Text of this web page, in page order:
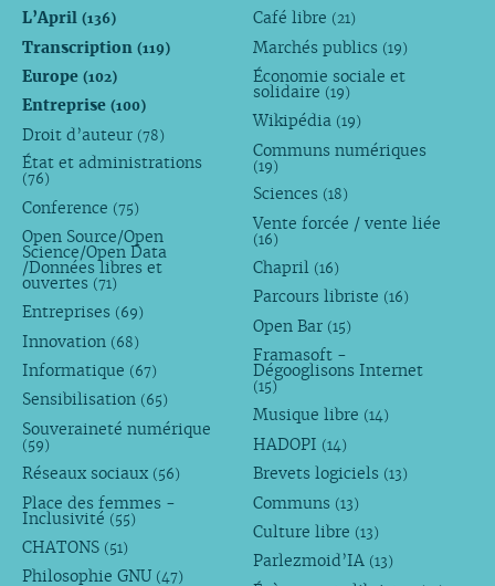
L’April (136)
Transcription (119)
Europe (102)
Entreprise (100)
Droit d’auteur (78)
État et administrations
(76)
Conference (75)
Open Source/Open
Science/Open Data
/Données libres et
ouvertes (71)
Entreprises (69)
Innovation (68)
Informatique (67)
Sensibilisation (65)
Souveraineté numérique
(59)
Réseaux sociaux (56)
Place des femmes -
Inclusivité (55)
CHATONS (51)
Philosophie GNU (47)
Café libre (21)
Marchés publics (19)
Économie sociale et
solidaire (19)
Wikipédia (19)
Communs numériques
(19)
Sciences (18)
Vente forcée / vente liée
(16)
Chapril (16)
Parcours libriste (16)
Open Bar (15)
Framasoft -
Dégooglisons Internet
(15)
Musique libre (14)
HADOPI (14)
Brevets logiciels (13)
Communs (13)
Culture libre (13)
Parlezmoid’IA (13)